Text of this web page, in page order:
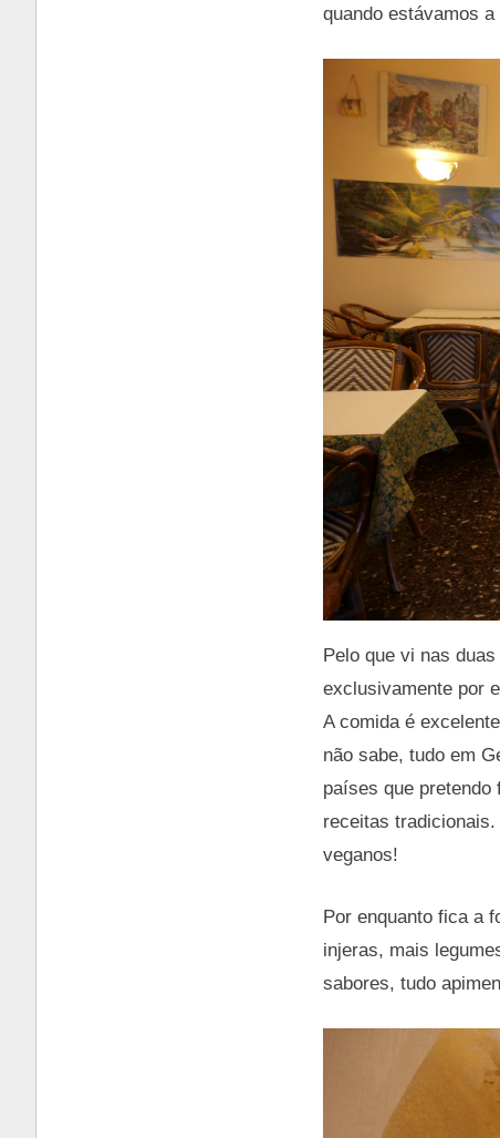
quando estávamos
Pelo que vi nas
exclusivamente por
A comida é
não sabe, tudo em
países que
receitas
veganos!
Por enquanto fica a
injeras, mais
sabores, tudo